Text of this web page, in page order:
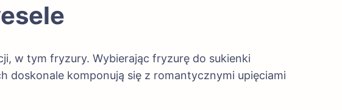
w tym fryzury. Wybierając fryzurę do sukienki
doskonale komponują się z romantycznymi upięciami